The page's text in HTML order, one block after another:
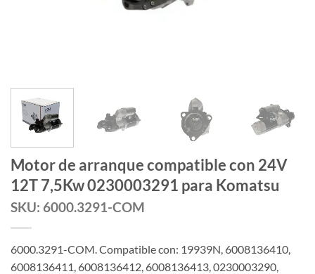
Motor de arranque compatible con 24V
12T 7,5Kw 0230003291 para Komatsu
SKU: 6000.3291-COM
6000.3291-COM. Compatible con: 19939N, 6008136410,
6008136411, 6008136412, 6008136413, 0230003290,